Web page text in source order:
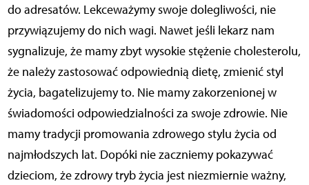
do adresatów. Lekceważymy swoje dolegliwości, nie
przywiązujemy do nich wagi. Nawet jeśli lekarz nam
sygnalizuje, że mamy zbyt wysokie stężenie cholesterolu,
że należy zastosować odpowiednią dietę, zmienić styl
życia, bagatelizujemy to. Nie mamy zakorzenionej w
świadomości odpowiedzialności za swoje zdrowie. Nie
mamy tradycji promowania zdrowego stylu życia od
najmłodszych lat. Dopóki nie zaczniemy pokazywać
dzieciom, że zdrowy tryb życia jest niezmiernie ważny,